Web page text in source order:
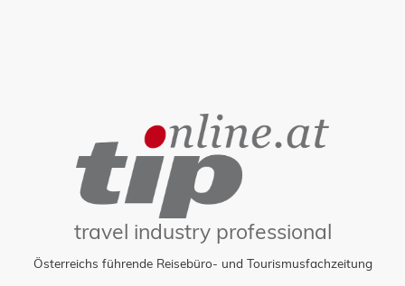
travel industry professional
Österreichs führende Reisebüro- und Tourismusfachzeitung